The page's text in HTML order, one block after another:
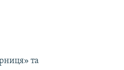
та